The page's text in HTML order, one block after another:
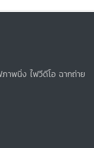
าพนิ่ง ไฟวีดีโอ ฉากถ่าย